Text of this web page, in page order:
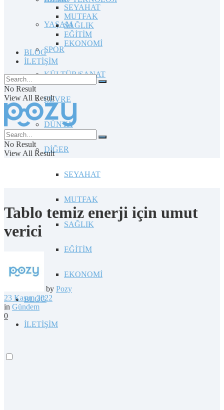
YAŞAM
SPOR
KÜLTÜR/SANAT
ÇEVRE
DÜNYA
DİĞER
SEYAHAT
MUTFAK
SAĞLIK
EĞİTİM
EKONOMİ
BLOG
İLETİŞİM
SEYAHAT
MUTFAK
SAĞLIK
EĞİTİM
EKONOMİ
BLOG
İLETİŞİM
No Result
View All Result
No Result
View All Result
Tablo temiz enerji için umut
verici
by Pozy
23 Kasım 2022
in Gündem
0